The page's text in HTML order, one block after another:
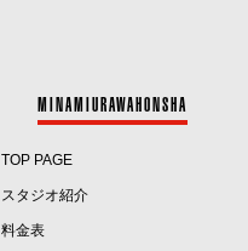
MINAMIURAWAHONSHA
TOP PAGE
スタジオ紹介
料金表